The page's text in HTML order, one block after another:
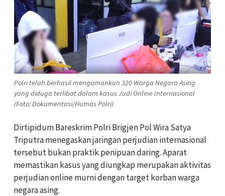
Polri telah berhasil mengamankan 320 Warga Negara Asing
yang diduga terlibat dalam kasus Judi Online Internasional
(Foto: Dokumentasi/Humas Polri)
Dirtipidum Bareskrim Polri Brigjen Pol Wira Satya
Triputra menegaskan jaringan perjudian internasional
tersebut bukan praktik penipuan daring. Aparat
memastikan kasus yang diungkap merupakan aktivitas
perjudian online murni dengan target korban warga
negara asing.